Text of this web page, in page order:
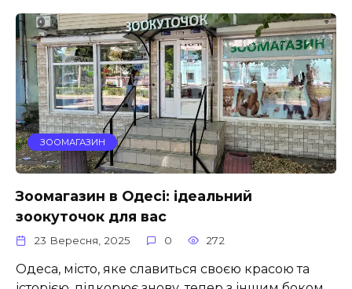
ЗООМАГАЗИН
Зоомагазин в Одесі: ідеальний
зоокуточок для вас
23 Вересня, 2025 0 272
Одеса, місто, яке славиться своєю красою та